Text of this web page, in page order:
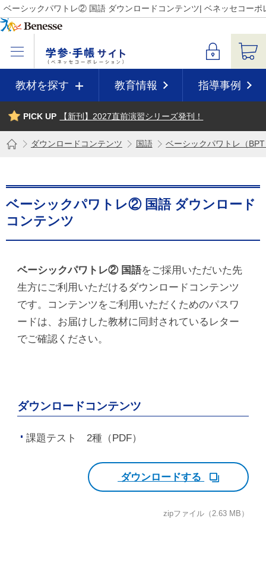
ベーシックパワトレ② 国語 ダウンロードコンテンツ| ベネッセコーポ
教材を探す 教育情報 指導事例
PICK UP 【新刊】2027直前演習シリーズ発刊！
ダウンロードコンテンツ 国語 ベーシックパワトレ（
ベーシックパワトレ② 国語 ダウンロード
コンテンツ
ベーシックパワトレ② 国語をご採用いただいた先
生方にご利用いただけるダウンロードコンテンツ
です。コンテンツをご利用いただくためのパスワ
ードは、お届けした教材に同封されているレター
でご確認ください。
ダウンロードコンテンツ
課題テスト 2種（PDF）
ダウンロードする
zipファイル（2.63 MB）